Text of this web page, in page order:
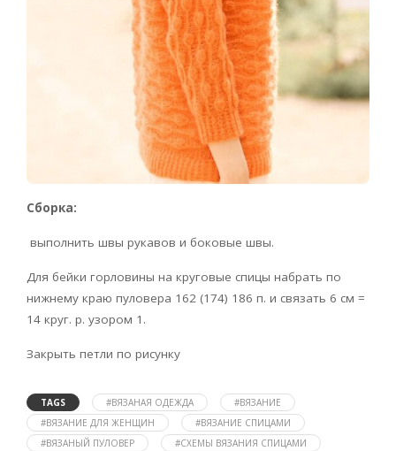
Сборка:
выполнить швы рукавов и боковые швы.
Для бейки горловины на круговые спицы набрать по
нижнему краю пуловера 162 (174) 186 п. и связать 6 см =
14 круг. р. узором 1.
Закрыть петли по рисунку
TAGS #ВЯЗАНАЯ ОДЕЖДА
#ВЯЗАНИЕ
#ВЯЗАНИЕ ДЛЯ ЖЕНЩИН
#ВЯЗАНИЕ СПИЦАМИ
#ВЯЗАНЫЙ ПУЛОВЕР
#СХЕМЫ ВЯЗАНИЯ СПИЦАМИ